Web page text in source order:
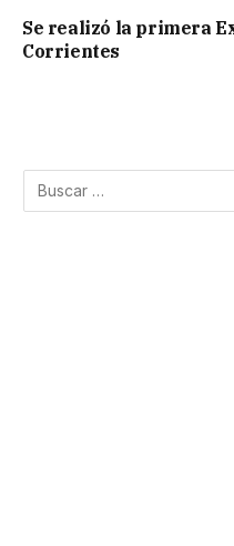
Se realizó la primera
Corrientes